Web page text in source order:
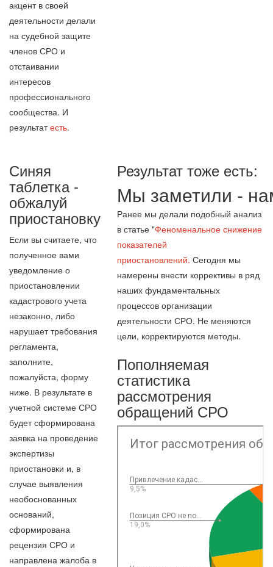
акцент в своей
деятельности делали
на судебной защите
членов СРО и
отстаивании
интересов
профессионального
сообщества. И
результатесть.
Синяя
таблетка -
обжалуй
приостановку
Если вы считаете, что
полученное вами
уведомление о
приостановлении
кадастрового учета
незаконно, либо
нарушает требования
регламента,
заполните,
пожалуйста, форму
ниже. В результате в
учетной системе СРО
будет сформирована
заявка на проведение
экспертизы
приостановки и, в
случае выявления
необоснованных
оснований,
сформирована
рецензия СРО и
направлена жалоба в
Результат тоже есть:
Мы заметили -
Ранее мы делали подобный анализ
в статье "Феноменальное снижение
показателей
приостановлений. Сегодня мы
намерены внести коррективы в ряд
наших фундаментальных
процессов организации
деятельности СРО. Не меняются
цели, корректируются методы.
Пополняемая
статистика
рассмотрения
обращений СРО